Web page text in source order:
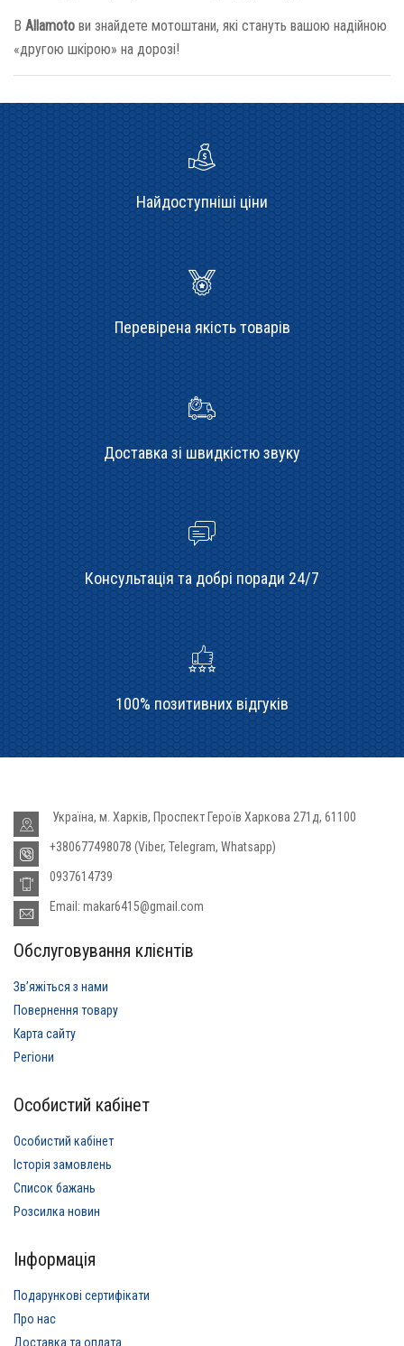
В Allamoto ви знайдете мотоштани, які стануть вашою надійною
«другою шкірою» на дорозі!
Найдоступніші ціни
Перевірена якість товарів
Доставка зі швидкістю звуку
Консультація та добрі поради 24/7
100% позитивних відгуків
Україна, м. Харків, Проспект Героїв Харкова 271д, 61100
+380677498078 (Viber, Telegram, Whatsapp)
0937614739
Email: makar6415@gmail.com
Обслуговування клієнтів
Звʼяжіться з нами
Повернення товару
Карта сайту
Регіони
Особистий кабінет
Особистий кабінет
Історія замовлень
Список бажань
Розсилка новин
Інформація
Подарункові сертифікати
Про нас
Доставка та оплата